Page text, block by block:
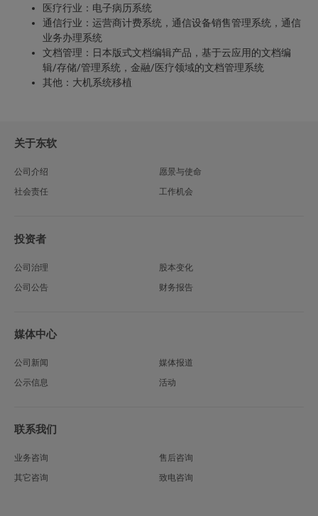
医疗行业：电子病历系统
通信行业：运营商计费系统，通信设备销售管理系统，通信
业务办理系统
文档管理：日本版式文档编辑产品，基于云应用的文档编
辑/存储/管理系统，金融/医疗领域的文档管理系统
其他：大机系统移植
关于东软
公司介绍
愿景与使命
社会责任
工作机会
投资者
公司治理
股本变化
公司公告
财务报告
媒体中心
公司新闻
媒体报道
公示信息
活动
联系我们
业务咨询
售后咨询
其它咨询
致电咨询